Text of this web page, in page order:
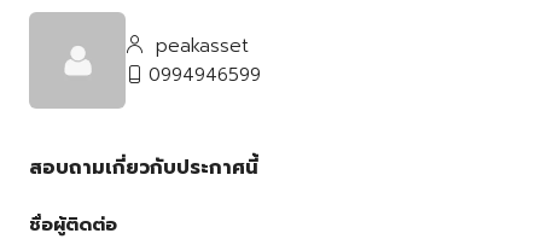
peakasset
0994946599
สอบถามเกี่ยวกับประกาศนี้
ชื่อผู้ติดต่อ